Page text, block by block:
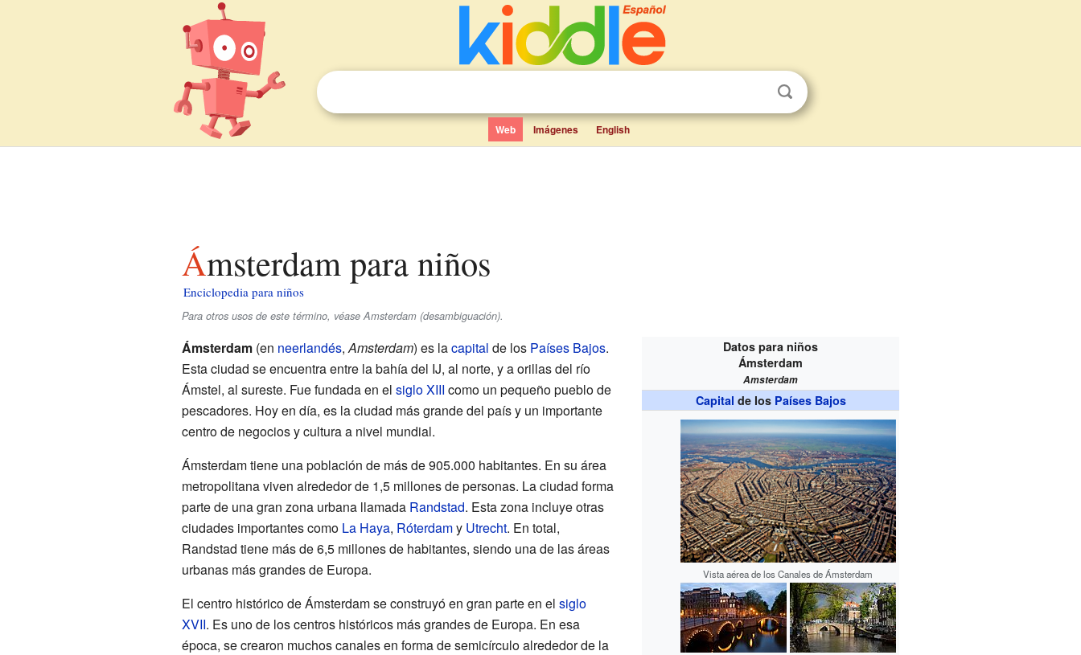
Web Imágenes English
Ámsterdam para niños
Enciclopedia para niños
Para otros usos de este término, véase Amsterdam (desambiguación).
Datos para niños
Ámsterdam
Amsterdam
Capital de los Países Bajos
Vista aérea de los Canales de Ámsterdam
Ámsterdam(en neerlandés,Amsterdam) es lacapital de los Países Bajos.
Esta ciudad se encuentra entre la bahía del IJ, al norte, y a orillas del río
Ámstel, al sureste. Fue fundada en el siglo XIII como un pequeño pueblo de
pescadores. Hoy en día, es la ciudad más grande del país y un importante
centro de negocios y cultura a nivel mundial.
Ámsterdam tiene una población de más de 905.000 habitantes. En su área
metropolitana viven alrededor de 1,5 millones de personas. La ciudad forma
parte de una gran zona urbana llamada Randstad. Esta zona incluye otras
ciudades importantes como La Haya, Róterdamy Utrecht. En total,
Randstad tiene más de 6,5 millones de habitantes, siendo una de las áreas
urbanas más grandes de Europa.
El centro histórico de Ámsterdam se construyó en gran parte en el siglo
XVII. Es uno de los centros históricos más grandes de Europa. En esa
época, se crearon muchos canales en forma de semicírculo alrededor de la